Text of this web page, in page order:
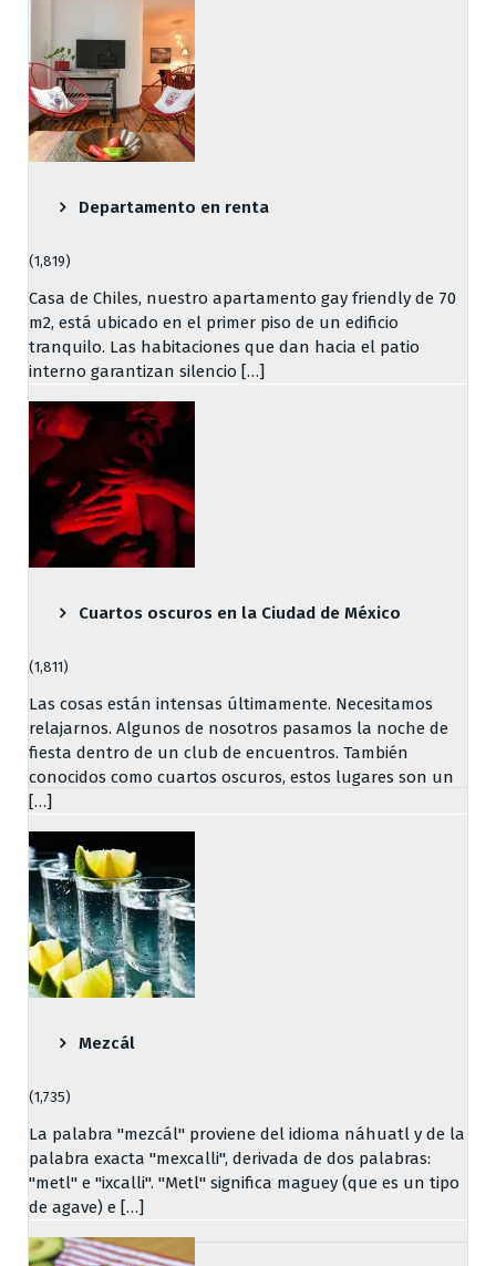
Departamento en renta
(1,819)
Casa de Chiles, nuestro apartamento gay friendly de 70
m2, está ubicado en el primer piso de un edificio
tranquilo. Las habitaciones que dan hacia el patio
interno garantizan silencio […]
Cuartos oscuros en la Ciudad de México
(1,811)
Las cosas están intensas últimamente. Necesitamos
relajarnos. Algunos de nosotros pasamos la noche de
fiesta dentro de un club de encuentros. También
conocidos como cuartos oscuros, estos lugares son un
[…]
Mezcál
(1,735)
La palabra "mezcál" proviene del idioma náhuatl y de la
palabra exacta "mexcalli", derivada de dos palabras:
"metl" e "ixcalli". "Metl" significa maguey (que es un tipo
de agave) e […]